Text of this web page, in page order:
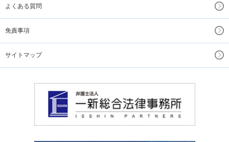
よくある質問
免責事項
サイトマップ